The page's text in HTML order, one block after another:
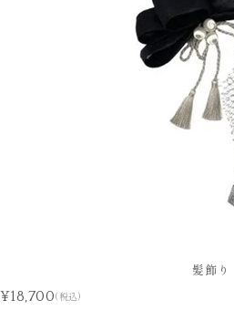
髪飾
¥18,700(税込)